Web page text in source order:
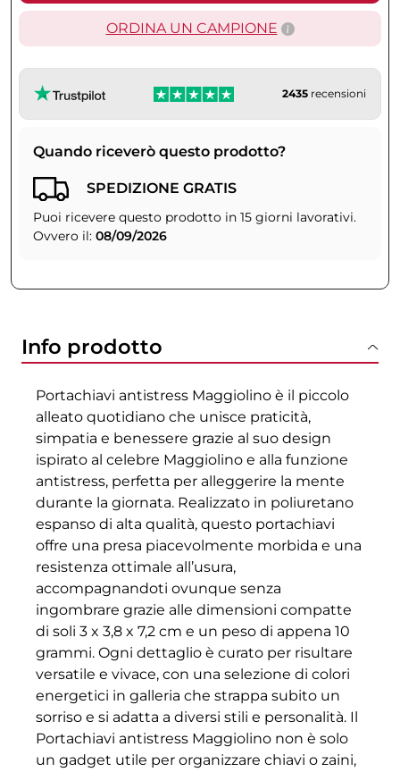
ORDINA UN CAMPIONE
2435 recensioni
Quando riceverò questo prodotto?
SPEDIZIONE GRATIS
Puoi ricevere questo prodotto in 15 giorni lavorativi.
Ovvero il: 08/09/2026
Info prodotto
Portachiavi antistress Maggiolino è il piccolo
alleato quotidiano che unisce praticità,
simpatia e benessere grazie al suo design
ispirato al celebre Maggiolino e alla funzione
antistress, perfetta per alleggerire la mente
durante la giornata. Realizzato in poliuretano
espanso di alta qualità, questo portachiavi
offre una presa piacevolmente morbida e una
resistenza ottimale all’usura,
accompagnandoti ovunque senza
ingombrare grazie alle dimensioni compatte
di soli 3 x 3,8 x 7,2 cm e un peso di appena 10
grammi. Ogni dettaglio è curato per risultare
versatile e vivace, con una selezione di colori
energetici in galleria che strappa subito un
sorriso e si adatta a diversi stili e personalità. Il
Portachiavi antistress Maggiolino non è solo
un gadget utile per organizzare chiavi o zaini,